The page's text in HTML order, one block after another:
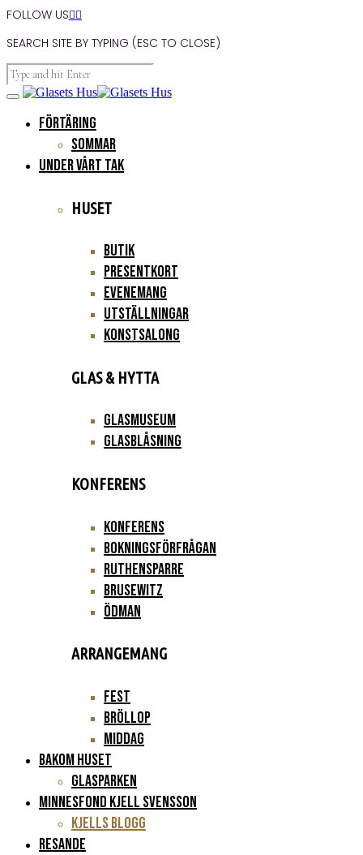
FOLLOW US
SEARCH SITE BY TYPING (ESC TO CLOSE)
FÖRTÄRING
Sommar
UNDER VÅRT TAK
HUSET
Butik
Presentkort
Evenemang
Utställningar
Konstsalong
GLAS & HYTTA
Glasmuseum
Glasblåsning
KONFERENS
Konferens
Bokningsförfrågan
Ruthensparre
Brusewitz
Ödman
ARRANGEMANG
Fest
Bröllop
Middag
BAKOM HUSET
Glasparken
Minnesfond Kjell Svensson
KJELLS BLOGG
RESANDE